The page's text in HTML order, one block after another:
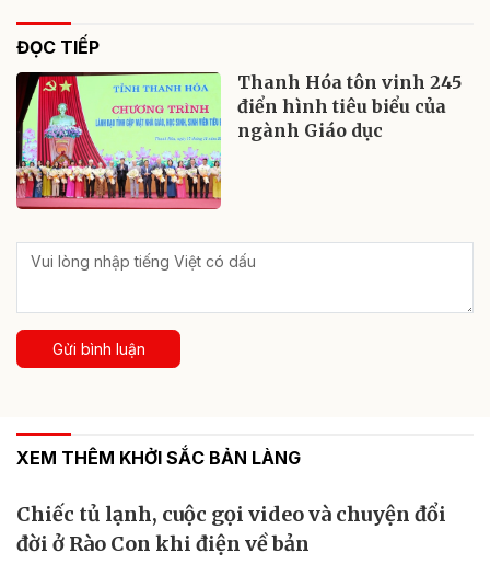
ĐỌC TIẾP
Thanh Hóa tôn vinh 245
điển hình tiêu biểu của
ngành Giáo dục
Gửi bình luận
XEM THÊM KHỞI SẮC BẢN LÀNG
Chiếc tủ lạnh, cuộc gọi video và chuyện đổi
đời ở Rào Con khi điện về bản